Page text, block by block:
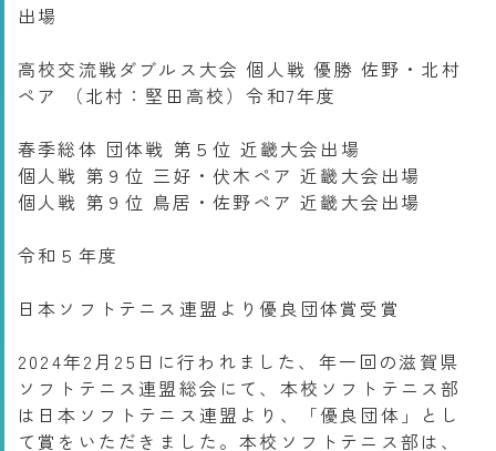
出場
高校交流戦ダブルス大会 個人戦 優勝 佐野・北村
ペア （北村：堅田高校）令和7年度
春季総体 団体戦 第５位 近畿大会出場
個人戦 第９位 三好・伏木ペア 近畿大会出場
個人戦 第９位 鳥居・佐野ペア 近畿大会出場
令和５年度
日本ソフトテニス連盟より優良団体賞受賞
2024年2月25日に行われました、年一回の滋賀県
ソフトテニス連盟総会にて、本校ソフトテニス部
は日本ソフトテニス連盟より、「優良団体」とし
て賞をいただきました。本校ソフトテニス部は、